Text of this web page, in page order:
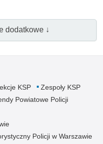
dodatkowe ↓
KSP
Zespoły KSP
Powiatowe Policji
Policji w Warszawie